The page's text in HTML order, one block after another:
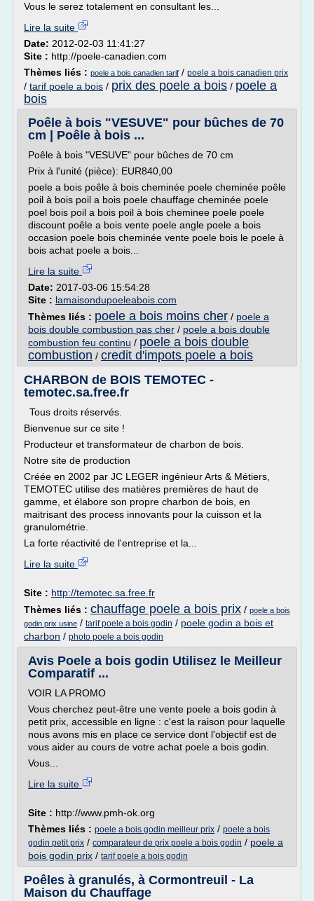
Vous le serez totalement en consultant les...
Lire la suite
Date: 2012-02-03 11:41:27
Site : http://poele-canadien.com
Thèmes liés : poele a bois canadien tarif / poele a bois canadien prix
/ tarif poele a bois / prix des poele a bois / poele a
bois
Poêle à bois "VESUVE" pour bûches de 70
cm | Poêle à bois ...
Poêle à bois "VESUVE" pour bûches de 70 cm
Prix à l'unité (pièce): EUR840,00
poele a bois poêle à bois cheminée poele cheminée poêle
poil à bois poil a bois poele chauffage cheminée poele
poel bois poil a bois poil à bois cheminee poele poele
discount poêle a bois vente poele angle poele a bois
occasion poele bois cheminée vente poele bois le poele à
bois achat poele a bois...
Lire la suite
Date: 2017-03-06 15:54:28
Site : lamaisondupoeleabois.com
Thèmes liés : poele a bois moins cher / poele a
bois double combustion pas cher / poele a bois double
combustion feu continu / poele a bois double
combustion / credit d'impots poele a bois
CHARBON de BOIS TEMOTEC -
temotec.sa.free.fr
Tous droits réservés.
Bienvenue sur ce site !
Producteur et transformateur de charbon de bois.
Notre site de production
Créée en 2002 par JC LEGER ingénieur Arts & Métiers,
TEMOTEC utilise des matières premières de haut de
gamme, et élabore son propre charbon de bois, en
maitrisant des process innovants pour la cuisson et la
granulométrie.
La forte réactivité de l'entreprise et la...
Lire la suite
Site : http://temotec.sa.free.fr
Thèmes liés : chauffage poele a bois prix / poele a bois
godin prix usine / tarif poele a bois godin / poele godin a bois et
charbon / photo poele a bois godin
Avis Poele a bois godin Utilisez le Meilleur
Comparatif ...
VOIR LA PROMO
Vous cherchez peut-être une vente poele a bois godin à
petit prix, accessible en ligne : c'est la raison pour laquelle
nous avons mis en place ce service dont l'objectif est de
vous aider au cours de votre achat poele a bois godin.
Vous...
Lire la suite
Site : http://www.pmh-ok.org
Thèmes liés : poele a bois godin meilleur prix / poele a bois
godin petit prix / comparateur de prix poele a bois godin / poele a
bois godin prix / tarif poele a bois godin
Poêles à granulés, à Cormontreuil - La
Maison du Chauffage